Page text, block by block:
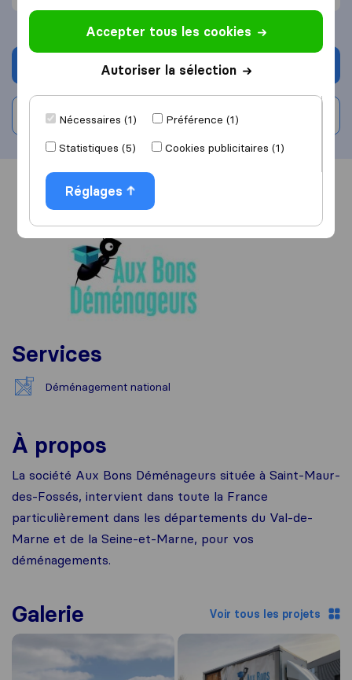
Demander un devis
Rédiger un avis
Vue d'ensemble
Services
Déménagement national
À propos
La société Aux Bons Déménageurs située à Saint-Maur-
des-Fossés, intervient dans toute la France
particulièrement dans les départements du Val-de-
Marne et de la Seine-et-Marne, pour vos
déménagements.
Galerie Voir tous les projets
Accepter tous les cookies
Autoriser la sélection
Nécessaires (1)
Préférence (1)
Statistiques (5)
Cookies publicitaires (1)
Réglages